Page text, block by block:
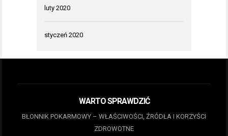
luty 2020
styczeń 2020
WARTO SPRAWDZIĆ
BŁONNIK POKARMOWY – WŁAŚCIWOŚCI, ŹRÓDŁA I KORZYŚCI
ZDROWOTNE